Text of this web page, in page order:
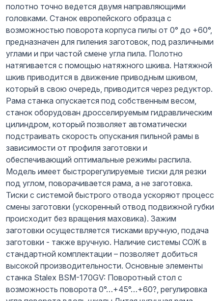
полотно точно ведется двумя направляющими
головками. Станок европейского образца с
возможностью поворота корпуса пилы от 0° до +60°,
предназначен для пиления заготовок, под различными
углами и при частой смене угла пила. Полотно
натягивается с помощью натяжного шкива. Натяжной
шкив приводится в движение приводным шкивом,
который в свою очередь, приводится через редуктор.
Рама станка опускается под собственным весом,
станок оборудован дросселируемым гидравлическим
цилиндром, который позволяет автоматически
подстраивать скорость опускания пильной рамы в
зависимости от профиля заготовки и
обеспечивающий оптимальные режимы распила.
Модель имеет быстрорегулируемые тиски для резки
под углом, поворачивается рама, а не заготовка.
Тиски с системой быстрого отвода ускоряют процесс
смены заготовки (ускоренный отвод подвижной губки
происходит без вращения маховика). Зажим
заготовки осуществляется тисками вручную, подача
заготовки - также вручную. Наличие системы СОЖ в
стандартной комплектации – позволяет добиться
высокой производительности. Основные элементы
cтанка Stalex BSM-170GV: Поворотный стол с
возможность поворота 0°…+45°…+60?, регулировка